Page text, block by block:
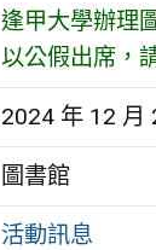
逢甲大學辦理
以公假出席，
2024 年 12 月
圖書館
活動訊息